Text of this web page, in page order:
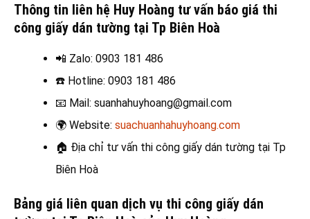
Thông tin liên hệ Huy Hoàng tư vấn báo giá thi
công giấy dán tường tại Tp Biên Hoà
📲 Zalo: 0903 181 486
☎️ Hotline: 0903 181 486
📧 Mail: suanhahuyhoang@gmail.com
🌍 Website: suachuanhahuyhoang.com
🏠 Địa chỉ tư vấn thi công giấy dán tường tại Tp
Biên Hoà
Bảng giá liên quan dịch vụ thi công giấy dán